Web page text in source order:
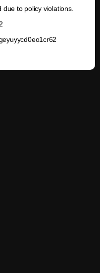
to policy violations.